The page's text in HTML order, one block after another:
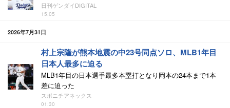
日刊ゲンダイDIGITAL
15:05
2026年7月31日
村上宗隆が熊本地震の中23号同点ソロ、MLB1年目
日本人最多に迫る
MLB1年目の日本選手最多本塁打となり岡本の24本まで1本
差に迫った
スポニチアネックス
01:30